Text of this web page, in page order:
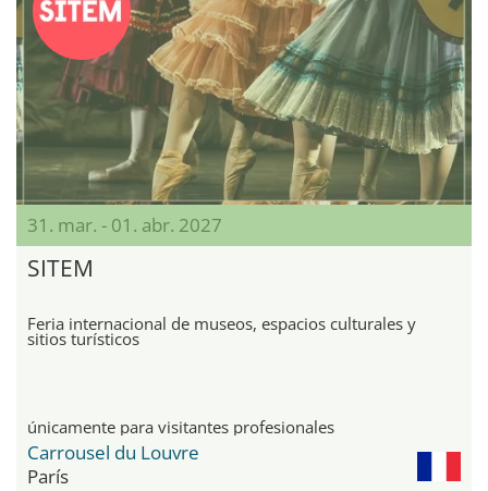
31. mar. - 01. abr. 2027
SITEM
Feria internacional de museos, espacios culturales y
sitios turísticos
únicamente para visitantes profesionales
Carrousel du Louvre
París